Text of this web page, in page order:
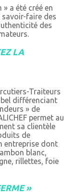
a été créé en
savoir-faire des
des
LA
Traiteurs
différenciant
» de
permet au
sa clientèle
de
entreprise dont
blanc,
rillettes, foie
»